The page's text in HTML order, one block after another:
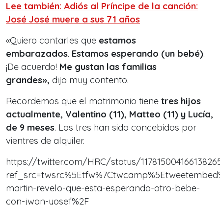
Lee también: Adiós al Príncipe de la canción:
José José muere a sus 71 años
«Quiero contarles que estamos
embarazados. Estamos esperando (un bebé).
¡De acuerdo! Me gustan las familias
grandes», dijo muy contento.
Recordemos que el matrimonio tiene tres hijos
actualmente, Valentino (11), Matteo (11) y Lucía,
de 9 meses. Los tres han sido concebidos por
vientres de alquiler.
https://twitter.com/HRC/status/
martin-revelo-que-esta-esperando-otro-bebe-
con-jwan-yosef%2F